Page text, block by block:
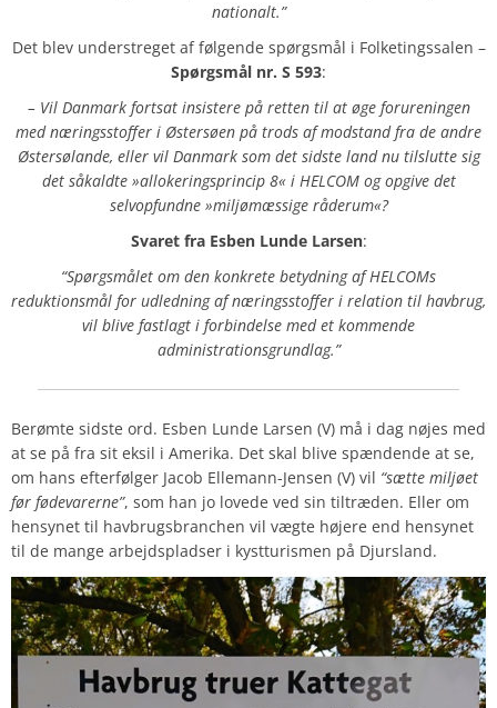
nationalt.”
Det blev understreget af følgende spørgsmål i Folketingssalen –
Spørgsmål nr. S 593:
– Vil Danmark fortsat insistere på retten til at øge forureningen
med næringsstoffer i Østersøen på trods af modstand fra de andre
Østersølande, eller vil Danmark som det sidste land nu tilslutte sig
det såkaldte »allokeringsprincip 8« i HELCOM og opgive det
selvopfundne »miljømæssige råderum«?
Svaretfra Esben Lunde Larsen:
“Spørgsmålet om den konkrete betydning af HELCOMs
reduktionsmål for udledning af næringsstoffer i relation til havbrug,
vil blive fastlagt i forbindelse med et kommende
administrationsgrundlag.”
Berømte sidste ord. Esben Lunde Larsen (V) må i dag nøjes med
at se på fra sit eksil i Amerika. Det skal blive spændende at se,
om hans efterfølger Jacob Ellemann-Jensen (V) vil “sætte miljøet
før fødevarerne”, som han jo lovede ved sin tiltræden. Eller om
hensynet til havbrugsbranchen vil vægte højere end hensynet
til de mange arbejdspladser i kystturismen på Djursland.